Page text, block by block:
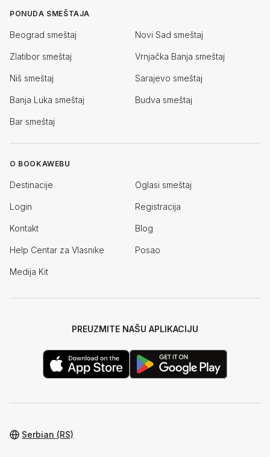
PONUDA SMEŠTAJA
Beograd smeštaj Novi Sad smeštaj
Zlatibor smeštaj Vrnjačka Banja smeštaj
Niš smeštaj Sarajevo smeštaj
Banja Luka smeštaj Budva smeštaj
Bar smeštaj
O BOOKAWEBU
Destinacije Oglasi smeštaj
Login Registracija
Kontakt Blog
Help Centar za Vlasnike Posao
Medija Kit
PREUZMITE NAŠU APLIKACIJU
Serbian (RS)